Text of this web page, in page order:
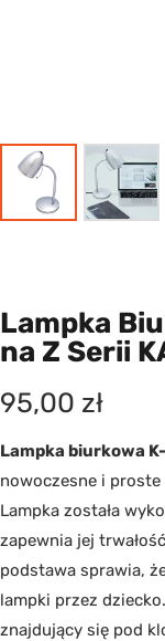
Lampka
Na Z Serii
95,00 zł
Lampka biurkowa
nowoczesne i
Lampka została
zapewnia jej
podstawa sprawia,
lampki przez
znajdujący się pod